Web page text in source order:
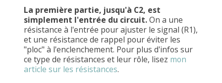
La première partie, jusqu'à C2, est
simplement l'entrée du circuit.On a une
résistance à l'entrée pour ajuster le signal (R1),
et une résistance de rappel pour éviter les
"ploc" à l'enclenchement. Pour plus d'infos sur
ce type de résistances et leur rôle, lisez mon
article sur les résistances.